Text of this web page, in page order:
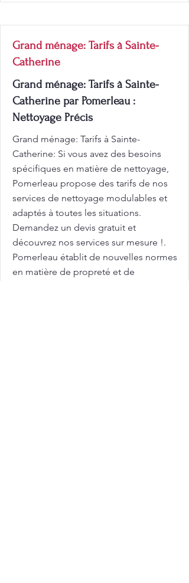
Grand ménage: Tarifs à Sainte-
Catherine
Grand ménage: Tarifs à Sainte-
Catherine par Pomerleau :
Nettoyage Précis
Grand ménage: Tarifs à Sainte-
Catherine: Si vous avez des besoins
spécifiques en matière de nettoyage,
Pomerleau propose des tarifs de nos
services de nettoyage modulables et
adaptés à toutes les situations.
Demandez un devis gratuit et
découvrez nos services sur mesure !.
Pomerleau établit de nouvelles normes
en matière de propreté et de